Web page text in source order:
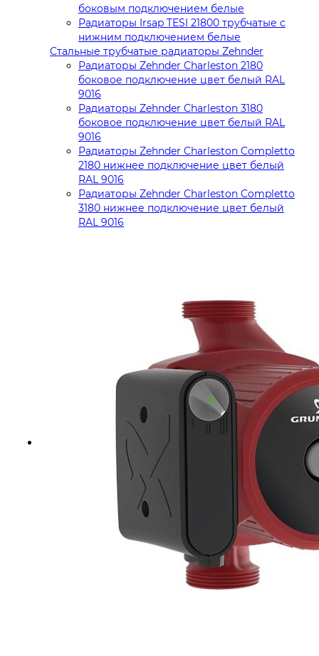
боковым подключением белые
Радиаторы Irsap TESI 21800 трубчатые с
нижним подключением белые
Стальные трубчатые радиаторы Zehnder
Радиаторы Zehnder Charleston 2180
боковое подключение цвет белый RAL
9016
Радиаторы Zehnder Charleston 3180
боковое подключение цвет белый RAL
9016
Радиаторы Zehnder Charleston Completto
2180 нижнее подключение цвет белый
RAL 9016
Радиаторы Zehnder Charleston Completto
3180 нижнее подключение цвет белый
RAL 9016